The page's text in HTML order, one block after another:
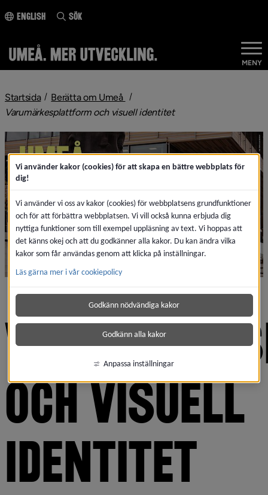
innehållet
English Sök
MENY
Startsida Berätta om Umeå nivå i brödsmulenavigeringen
Varumärkesplattform och visuell identitetnivå i
OCH VISUELL
IDENTITET
Vi använder kakor (cookies) för att skapa en bättre webbplats för
dig!
Vi använder vi oss av kakor (cookies) för webbplatsens grundfunktioner
och för att förbättra webbplatsen. Vi vill också kunna erbjuda dig
nyttiga funktioner som till exempel uppläsning av text. Vi hoppas att
det känns okej och att du godkänner alla kakor. Du kan ändra vilka
kakor som får användas genom att klicka på inställningar.
Läs gärna mer i vår cookiepolicy
Godkänn nödvändiga kakor
Godkänn alla kakor
Anpassa inställningar